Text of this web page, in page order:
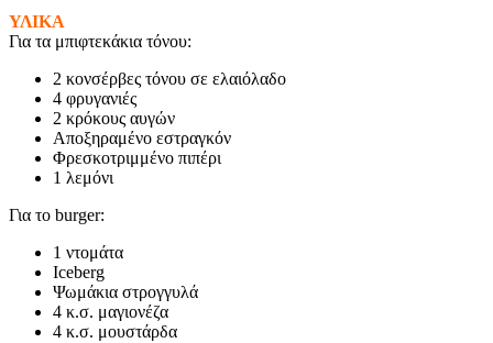
ΥΛΙΚΑ
Για τα μπιφτεκάκια τόνου:
2 κονσέρβες τόνου σε ελαιόλαδο
4 φρυγανιές
2 κρόκους αυγών
Αποξηραμένο εστραγκόν
Φρεσκοτριμμένο πιπέρι
1 λεμόνι
Για το burger:
1 ντομάτα
Iceberg
Ψωμάκια στρογγυλά
4 κ.σ. μαγιονέζα
4 κ.σ. μουστάρδα